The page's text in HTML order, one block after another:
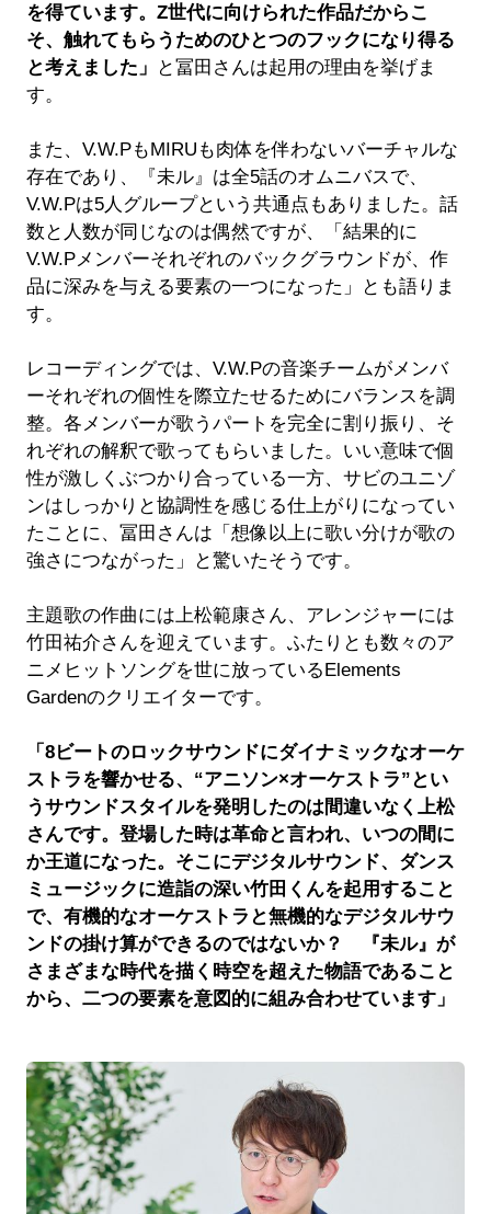
を得ています。Z世代に向けられた作品だからこ
そ、触れてもらうためのひとつのフックになり得る
と考えました」
と冨田さんは起用の理由を挙げま
す。
また、V.W.PもMIRUも肉体を伴わないバーチャルな
存在であり、『未ル』は全5話のオムニバスで、
V.W.Pは5人グループという共通点もありました。話
数と人数が同じなのは偶然ですが、「結果的に
V.W.Pメンバーそれぞれのバックグラウンドが、作
品に深みを与える要素の一つになった」とも語りま
す。
レコーディングでは、V.W.Pの音楽チームがメンバ
ーそれぞれの個性を際立たせるためにバランスを調
整。各メンバーが歌うパートを完全に割り振り、そ
れぞれの解釈で歌ってもらいました。いい意味で個
性が激しくぶつかり合っている一方、サビのユニゾ
ンはしっかりと協調性を感じる仕上がりになってい
たことに、冨田さんは「想像以上に歌い分けが歌の
強さにつながった」と驚いたそうです。
主題歌の作曲には上松範康さん、アレンジャーには
竹田祐介さんを迎えています。ふたりとも数々のア
ニメヒットソングを世に放っているElements
Gardenのクリエイターです。
「8ビートのロックサウンドにダイナミックなオーケ
ストラを響かせる、“アニソン×オーケストラ”とい
うサウンドスタイルを発明したのは間違いなく上松
さんです。登場した時は革命と言われ、いつの間に
か王道になった。そこにデジタルサウンド、ダンス
ミュージックに造詣の深い竹田くんを起用すること
で、有機的なオーケストラと無機的なデジタルサウ
ンドの掛け算ができるのではないか？ 『未ル』が
さまざまな時代を描く時空を超えた物語であること
から、二つの要素を意図的に組み合わせています」